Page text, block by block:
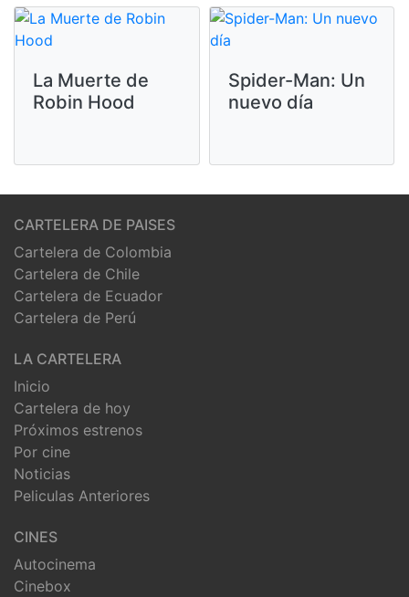
La Muerte de
Robin Hood
Spider-Man: Un
nuevo día
CARTELERA DE PAISES
Cartelera de Colombia
Cartelera de Chile
Cartelera de Ecuador
Cartelera de Perú
LA CARTELERA
Inicio
Cartelera de hoy
Próximos estrenos
Por cine
Noticias
Peliculas Anteriores
CINES
Autocinema
Cinebox